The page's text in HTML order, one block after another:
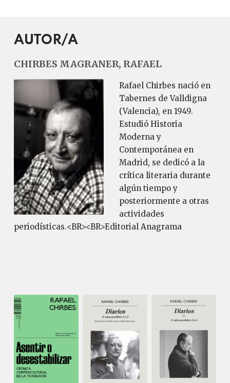
AUTOR/A
CHIRBES MAGRANER, RAFAEL
Rafael Chirbes nació en
Tabernes de Valldigna
(Valencia), en 1949.
Estudió Historia
Moderna y
Contemporánea en
Madrid, se dedicó a la
crítica literaria durante
algún tiempo y
posteriormente a otras
actividades
periodísticas.<BR><BR>Editorial Anagrama